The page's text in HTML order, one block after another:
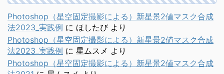
Photoshop（星空固定撮影による）新星景2値マスク合成
法2023_実践例 に ほしたびより
Photoshop（星空固定撮影による）新星景2値マスク合成
法2023_実践例 に 星ムスメ より
Photoshop（星空固定撮影による）新星景2値マスク合成